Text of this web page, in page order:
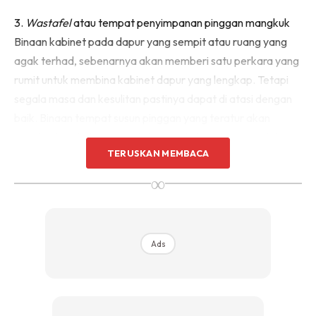
untuk kediaman anda.
Rahsia dari IMPIANA, download sekarang di
3. Wastafelatau tempat penyimpanan pinggan mangkuk
Binaan kabinet pada dapur yang sempit atau ruang yang
agak terhad, sebenarnya akan memberi satu perkara yang
rumit untuk membina kabinet dapur yang lengkap. Tetapi
memberikan keluasan maksima serta keselesaan untuk
runag dapur yang agak sempit mahupun terhad.
Warna dinding adalah perkara paling penting untuk
TERUSKAN MEMBACA
∞
Ads